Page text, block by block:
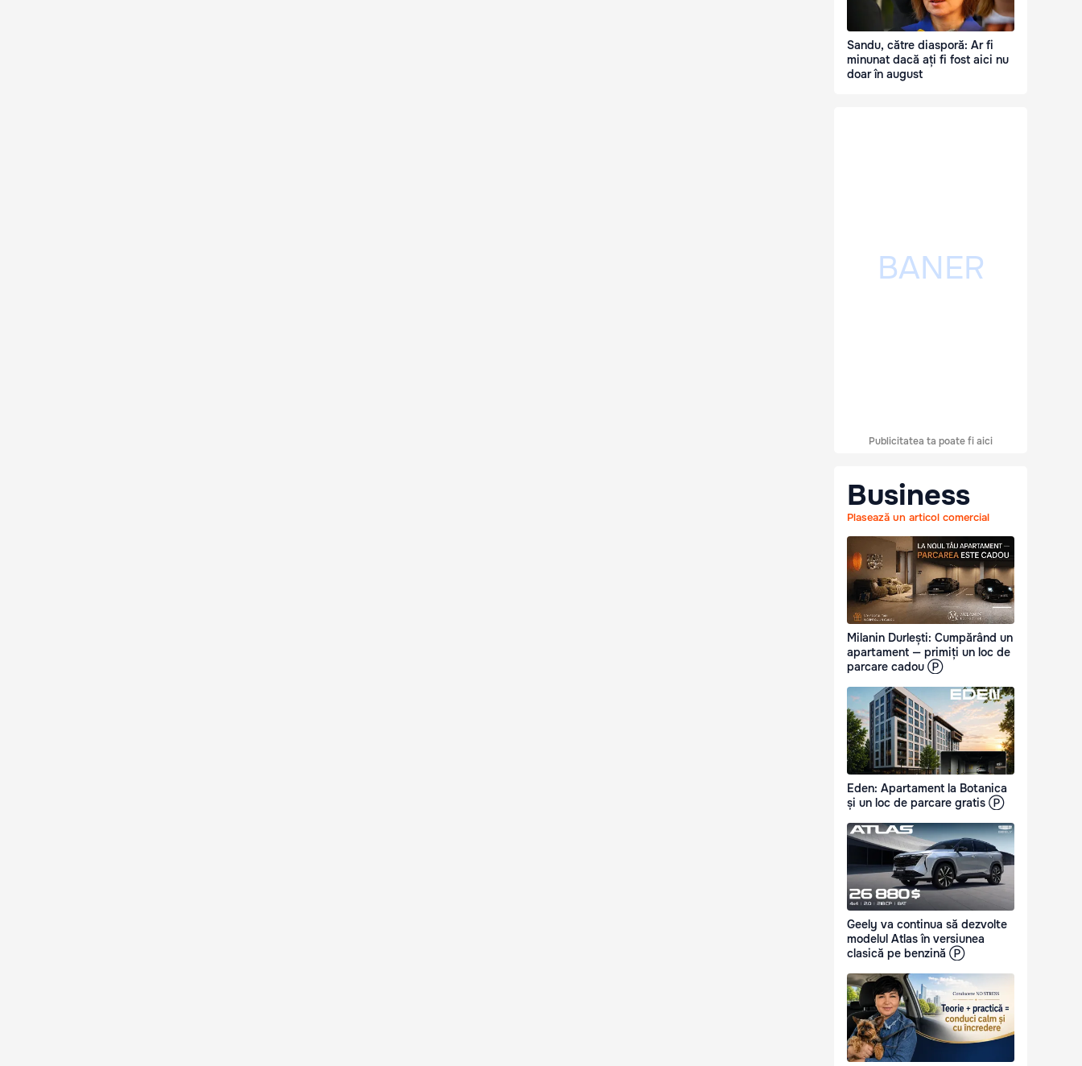
Sandu, către diasporă: Ar fi
minunat dacă ați fi fost aici nu
doar în august
Publicitatea ta poate fi aici
Business
Plasează un articol comercial
Milanin Durlești: Cumpărând un
apartament — primiți un loc de
parcare cadou Ⓟ
Eden: Apartament la Botanica
și un loc de parcare gratis Ⓟ
Geely va continua să dezvolte
modelul Atlas în versiunea
clasică pe benzină Ⓟ